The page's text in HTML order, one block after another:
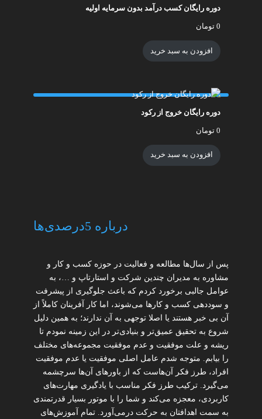
دوره رایگان کسب درآمد بدون سرمایه اولیه
0 تومان
افزودن به سبد خرید
دوره رایگان خروج از رکود
0 تومان
افزودن به سبد خرید
درباره 5درصدی‌ها
پس از سال‌ها مطالعه و فعالیت در حوزه کسب و کار و
مشاوره به مدیران چندین شرکت و استارتاپ و …، به
عوامل جالبی برخورد کردم که باعث جلوگیری از پیشرفت
و سوددهی کسب و کارها می‌شوند، اما کار آفرینان کاملاً از
آن بی خبر هستند یا اصلا توجهی به آن ندارند؛ به همین دلیل
شروع به تحقیق عمیق‌تر و بنیادی‌تر در این زمینه نمودم تا
ریشه و علت موفقیت و عدم موفقیت مجموعه‌های مختلف
را بیابم. متوجه شدم عامل اصلی موفقیت یا عدم موفقیت
افراد، طرز فکر آن‌هاست که از باورهای آن‌ها سرچشمه
می‌گیرد. ترکیب طرز فکر مناسب با یادگیری مهارت‌های
کاربردی، معجزه می‌کند و شما را با موتور بسیار قدرتمندی
به سمت اهدافتان به حرکت درمی‌آورد. تمام آموزش‌های